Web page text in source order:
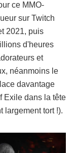
ce MMO-
sur Twitch
2021, puis
d'heures
et
néanmoins le
davantage
Exile dans la tête
largement tort !).